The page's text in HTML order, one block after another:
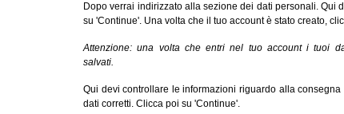
Dopo verrai indirizzato alla sezione dei dati personali. Qui
su 'Continue'. Una volta che il tuo account è stato creato,
Attenzione: una volta che entri nel tuo account i tuoi
salvati.
Qui devi controllare le informazioni riguardo alla
dati corretti. Clicca poi su 'Continue'.